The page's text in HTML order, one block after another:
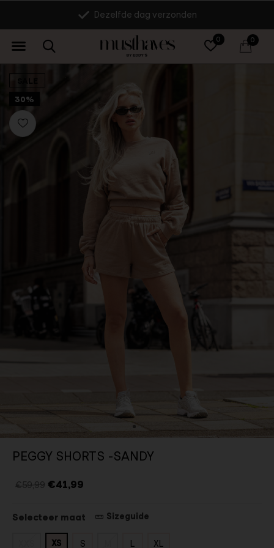
0 0
Dezelfde dag verzonden
30%
PEGGY SHORTS -SANDY
€59,99 €41,99
Selecteer maat Sizeguide
XS S L XL